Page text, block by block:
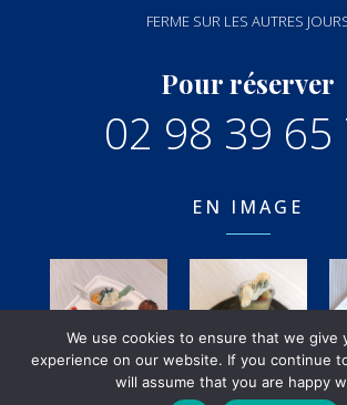
FERME SUR LES AUTRES
Pour réserver
02 98 39 65
EN IMAGE
We use cookies to ensure that we give
experience on our website. If you continue
will assume that you are happy